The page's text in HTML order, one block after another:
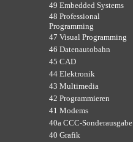
49 Embedded Systems
48 Professional
Programming
47 Visual Programming
46 Datenautobahn
45 CAD
44 Elektronik
43 Multimedia
42 Programmieren
41 Modems
40a CCC-Sonderausgabe
40 Grafik